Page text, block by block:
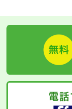
によっては更なる
★当社が運営する福
修・実務者研修等
できます！（※別途
★当社以外の学校に
シュバック制度が
業必須）詳しくは